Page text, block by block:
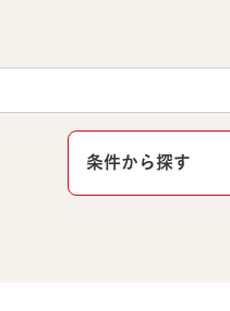
条件から探す